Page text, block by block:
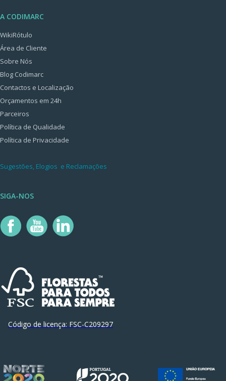
A CODIMARC
WikiRótulo
Área de Cliente
Sobre Nós
Blog Codimarc
Contactos e Localização
Orçamentos em 24h
Parceiros
Política de Qualidade
Política de Privacidade
Sugestões, Elogios e Reclamações
SIGA-NOS
Código de licença: FSC-C209297